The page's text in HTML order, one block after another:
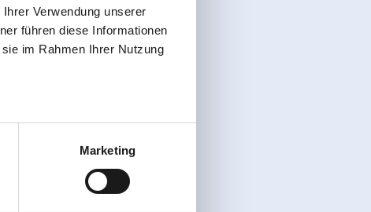
Verwendung unserer
führen diese Informationen
im Rahmen Ihrer Nutzung
Marketing